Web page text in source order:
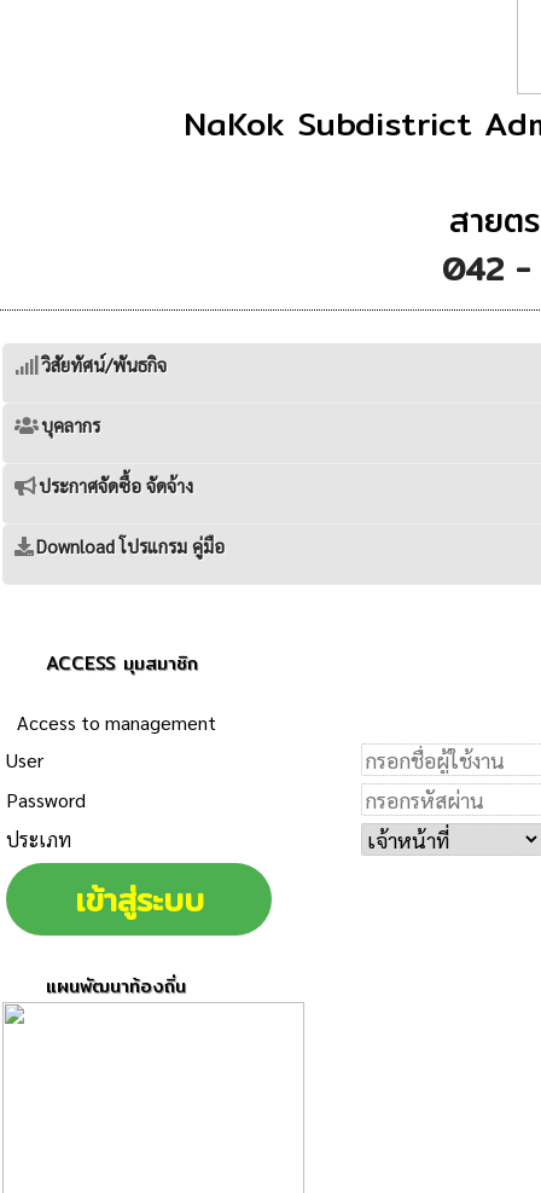
NaKok Subdistrict
สายต
042 -
วิสัยทัศน์/พันธกิจ
บุคลากร
ประกาศจัดซื้อ จัดจ้าง
Download โปรแกรม คู่มือ
ACCESS มุมสมาชิก
Access to management
User
Password
ประเภท
แผนพัฒนาท้องถิ่น